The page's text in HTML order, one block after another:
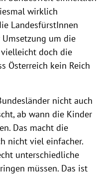
wirklich
LandesfürstInnen
Umsetzung um die
vielleicht doch die
Österreich kein Reich
nicht auch
ab wann die Kinder
Das macht die
nicht viel einfacher.
unterschiedliche
müssen. Das ist